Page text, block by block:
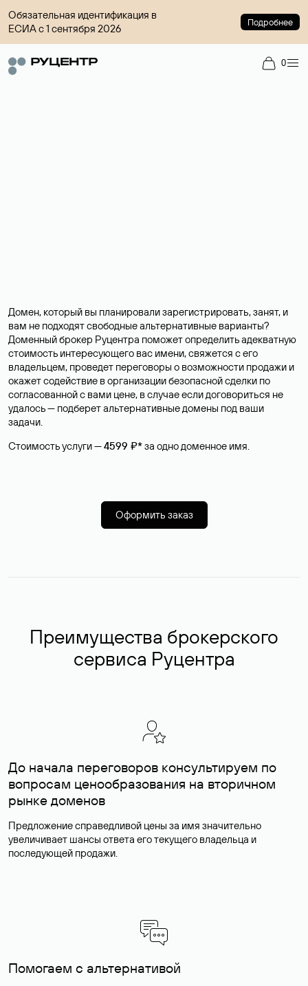
Обязательная идентификация в
ЕСИА с 1 сентября 2026
Подробнее
0
Домен, который вы планировали зарегистрировать, занят, и
вам не подходят свободные альтернативные варианты?
Доменный брокер Руцентра поможет определить адекватную
стоимость интересующего вас имени, свяжется с его
владельцем, проведет переговоры о возможности продажи и
окажет содействие в организации безопасной сделки по
согласованной с вами цене, в случае если договориться не
удалось — подберет альтернативные домены под ваши
задачи.
Стоимость услуги —4599 ₽*за одно доменное имя.
Оформить заказ
Преимущества брокерского
сервиса Руцентра
До начала переговоров консультируем по
вопросам ценообразования на вторичном
рынке доменов
Предложение справедливой цены за имя значительно
увеличивает шансы ответа его текущего владельца и
последующей продажи.
Помогаем с альтернативой